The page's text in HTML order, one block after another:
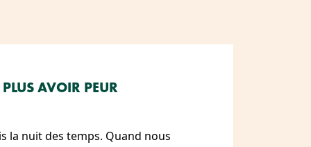
AVOIR PEUR
la nuit des temps. Quand nous